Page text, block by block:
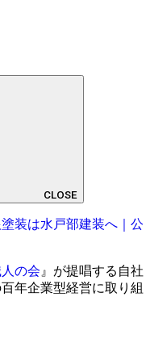
CLOSE
の会 』が提唱する自社
年企業型経営に取り組